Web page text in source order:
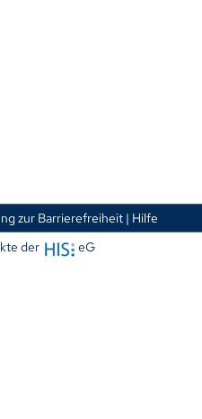
zur Barrierefreiheit | Hilfe
der
eG